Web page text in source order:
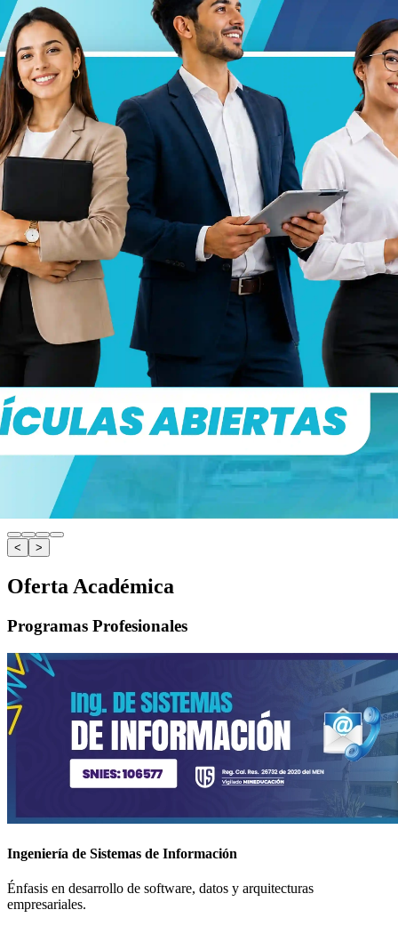
< >
Oferta Académica
Programas Profesionales
Ingeniería de Sistemas de Información
Énfasis en desarrollo de software, datos y arquitecturas
empresariales.